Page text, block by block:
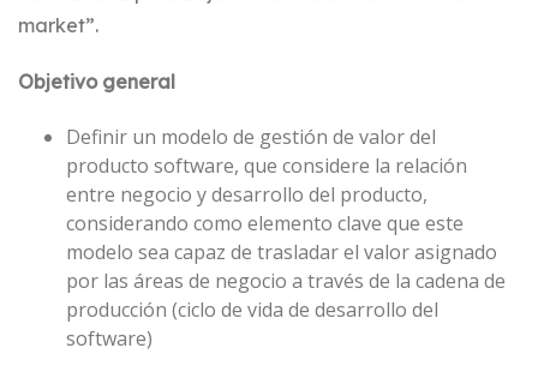
market”.
Objetivo general
Definir un modelo de gestión de valor del
producto software, que considere la relación
entre negocio y desarrollo del producto,
considerando como elemento clave que este
modelo sea capaz de trasladar el valor asignado
por las áreas de negocio a través de la cadena de
producción (ciclo de vida de desarrollo del
software)